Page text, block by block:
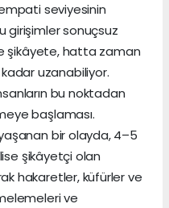
seviyesinin
girişimler sonuçsuz
şikâyete, hatta zaman
uzanabiliyor.
bu noktadan
başlaması.
bir olayda, 4–5
şikâyetçi olan
hakaretler, küfürler ve
ve